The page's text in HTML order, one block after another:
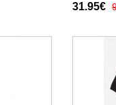
31.95€